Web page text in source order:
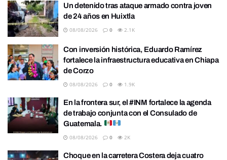
Un detenido tras ataque armado contra joven
de 24 años en Huixtla
08/08/2026 0 2.1K
Con inversión histórica, Eduardo Ramírez
fortalece la infraestructura educativa en Chiapa
de Corzo
08/08/2026 0 1.9K
En la frontera sur, el #INM fortalece la agenda
de trabajo conjunta con el Consulado de
Guatemala.
08/08/2026 0 2K
Choque en la carretera Costera deja cuatro